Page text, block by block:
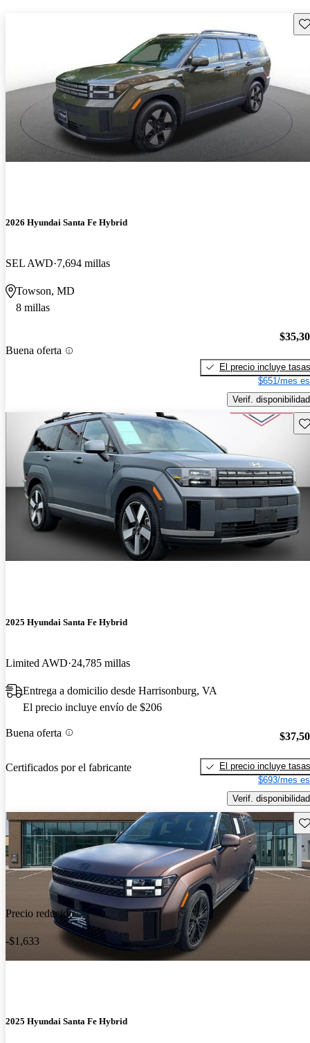
2026 Hyundai Santa Fe Hybrid
SEL AWD 7,694 millas
Towson, MD
8 millas
Buena oferta
El precio incluye tasas
$651/mes
Verif. disponibilidad
2025 Hyundai Santa Fe Hybrid
Limited AWD 24,785 millas
Entrega a domicilio desde Harrisonburg, VA
El precio incluye envío de $206
Buena oferta
Certificados por el fabricante
El precio incluye tasas
$693/mes
Verif. disponibilidad
Precio reducido
-$1,633
2025 Hyundai Santa Fe Hybrid